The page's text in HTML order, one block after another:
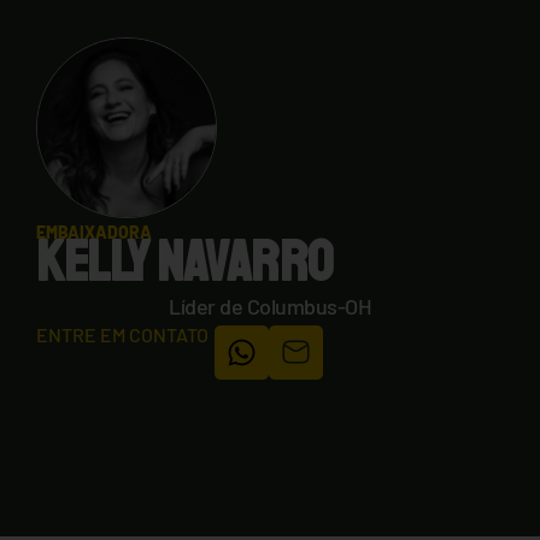
EMBAIXADORA
KELLY NAVARRO
Líder de Columbus-OH
ENTRE EM CONTATO